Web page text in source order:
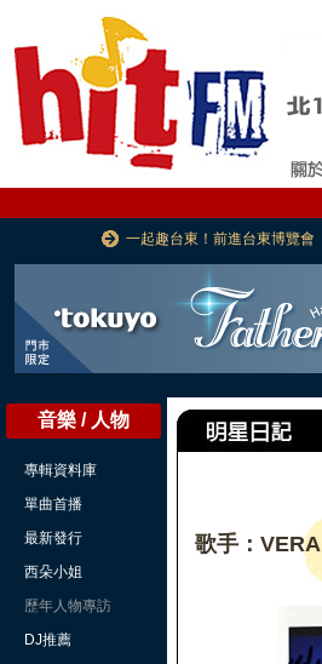
一起趣台東！前進台東博覽會
音樂 / 人物
專輯資料庫
單曲首播
最新發行
西朵小姐
歷年人物專訪
DJ推薦
歌手：VERA